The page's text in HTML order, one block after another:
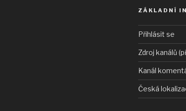
ZÁKLADNÍ
Přihlásit se
Zdroj kanálů
Kanál
Česká